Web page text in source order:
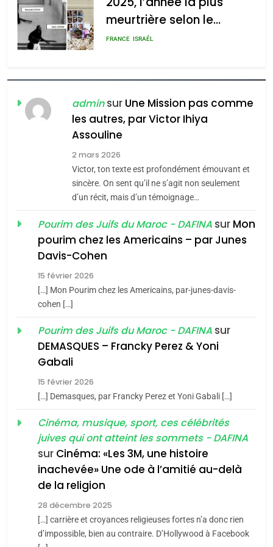
admin 0
meurtrière selon le
rapport d’ADL contre
FRANCE ISRAÉL
FIÈRE, DIGNE ET RÉSILIENTE :
POURQUOI JE REVENDIQUE
MA JUDAÏTE par Thérèse
Zrihen-Dvir
ISRAÉL JUDAISME
CE QUI NOUS MANQUE –
Jacques Hadida
JUDAISME
Maroc : Les amandes de
Tafraout, le miel de Tadla
du terroir
Oeil ravageur – Vanessa
De Loya Stauber
«Tu dis génocide, je dis
guerre»: La nouvelle
chanson de Boy George
ISRAÉL JUDAISME
adminsur Une Mission pas comme
les autres, par Victor Ihiya
Assouline
2 mars 2026
Victor, ton texte est profondément émouvant et
sincère. On sent qu’il ne s’agit non seulement
d’un récit, mais d’un témoignage…
Pourim des Juifs du Maroc - DAFINA sur Mon
pourim chez les Americains – par Junes
Davis-Cohen
15 février 2026
[…] Mon Pourim chez les Americains, par-junes-davis-
cohen […]
Pourim des Juifs du Maroc - DAFINA sur
DEMASQUES – Francky Perez & Yoni
Gabali
15 février 2026
[…] Demasques, par Francky Perez et Yoni Gabali […]
Cinéma, musique, sport, ces célébrités
juives qui ont atteint les sommets - DAFINA
sur Cinéma: «Les 3M, une histoire
inachevée» Une ode à l’amitié au-delà
de la religion
28 décembre 2025
[…] carrière et croyances religieuses fortes n’a donc rien
d’impossible, bien au contraire. D’Hollywood à Facebook
meurtrière selon le rapport
l’antisémitisme
FIÈRE, DIGNE ET RÉSILIENTE :
POURQUOI JE REVENDIQUE
MA JUDAÏTE par Thérèse
Zrihen-Dvir
ISRAÉL
CE QUI NOUS MANQUE –